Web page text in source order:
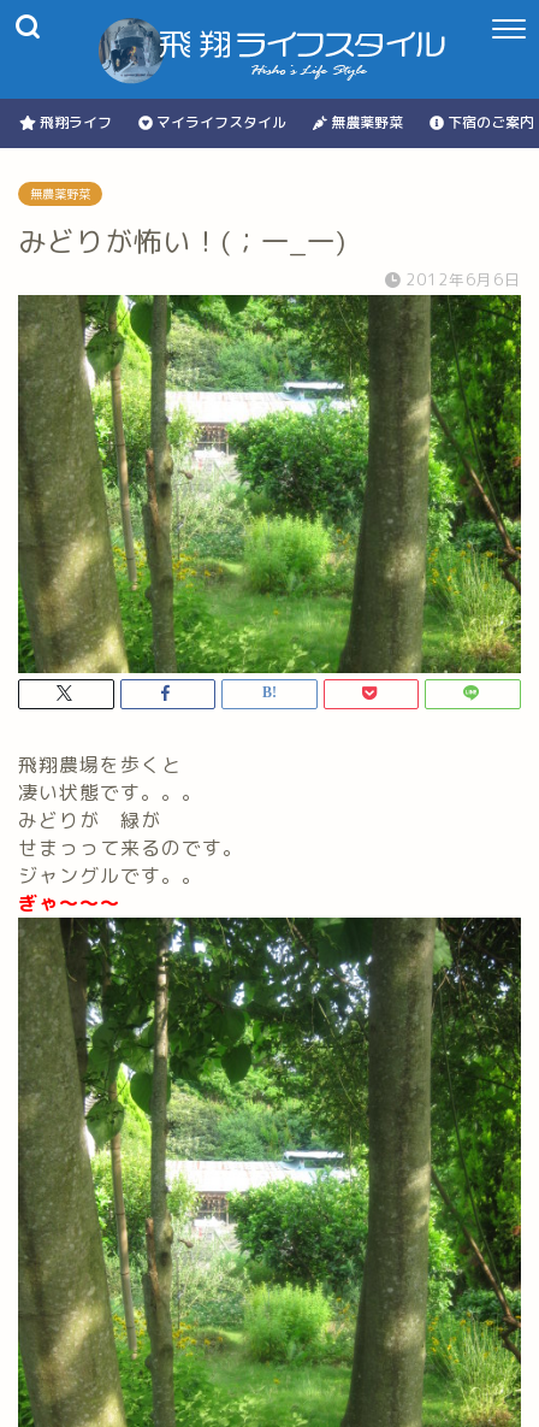
飛翔ライフ マイライフスタイル 無農薬野菜 下宿のご案内
無農薬野菜
みどりが怖い！(；一_一)
2012年6月6日
飛翔農場を歩くと
凄い状態です。。。
みどりが 緑が
せまっって来るのです。
ジャングルです。。
ぎゃ～～～